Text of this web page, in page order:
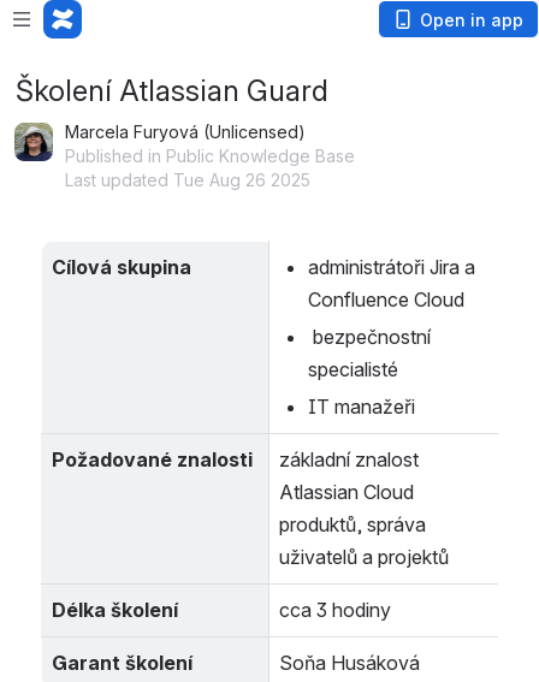
Open in app
Školení Atlassian Guard
Marcela Furyová (Unlicensed)
Published in Public Knowledge Base
Last updated Tue Aug 26 2025
Cílová skupina
administrátoři Jira a
Confluence Cloud
specialisté
IT manažeři
Požadované znalosti
základní znalost
Atlassian Cloud
produktů, správa
uživatelů a projektů
Délka školení cca 3 hodiny
Garant školení Soňa Husáková